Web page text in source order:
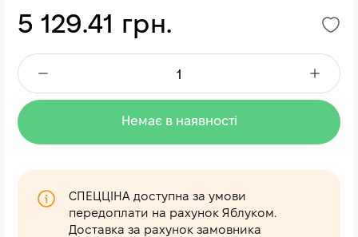
5 129.41 грн.
Немає в наявності
СПЕЦЦІНА доступна за умови
передоплати на рахунок Яблуком.
Доставка за рахунок замовника